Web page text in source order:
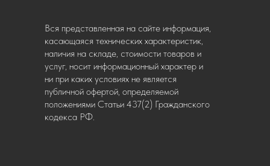
Вся представленная на сайте информация,
касающаяся технических характеристик,
наличия на складе, стоимости товаров и
услуг, носит информационный характер и
ни при каких условиях не является
публичной офертой, определяемой
положениями Статьи 437(2) Гражданского
кодекса РФ.